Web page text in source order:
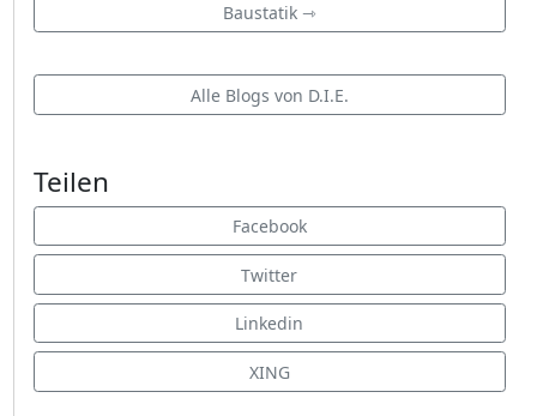
Baustatik ⇾
Alle Blogs von D.I.E.
Teilen
Facebook
Twitter
Linkedin
XING